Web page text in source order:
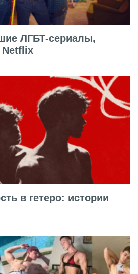
ЛГБТ-сериалы,
в гетеро: истории